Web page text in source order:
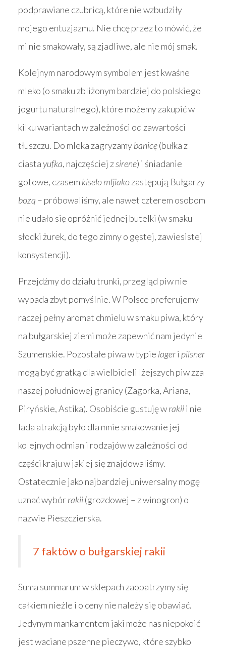
podprawiane czubricą, które nie wzbudziły
mojego entuzjazmu. Nie chcę przez to mówić, że
mi nie smakowały, są zjadliwe, ale nie mój smak.
Kolejnym narodowym symbolem jest kwaśne
mleko (o smaku zbliżonym bardziej do polskiego
jogurtu naturalnego), które możemy zakupić w
kilku wariantach w zależności od zawartości
tłuszczu. Do mleka zagryzamybanicę(bułka z
ciasta yufka, najczęściej zsirene) i śniadanie
gotowe, czasem kiselo mljiakozastępują Bułgarzy
bozą – próbowaliśmy, ale nawet czterem osobom
nie udało się opróżnić jednej butelki (w smaku
słodki żurek, do tego zimny o gęstej, zawiesistej
konsystencji).
Przejdźmy do działu trunki, przegląd piw nie
wypada zbyt pomyślnie. W Polsce preferujemy
raczej pełny aromat chmielu w smaku piwa, który
na bułgarskiej ziemi może zapewnić nam jedynie
Szumenskie. Pozostałe piwa w typie lageri pilsner
mogą być gratką dla wielbicieli lżejszych piw zza
naszej południowej granicy (Zagorka, Ariana,
Piryńskie, Astika). Osobiście gustuję wrakiii nie
lada atrakcją było dla mnie smakowanie jej
kolejnych odmian i rodzajów w zależności od
części kraju w jakiej się znajdowaliśmy.
Ostatecznie jako najbardziej uniwersalny mogę
uznać wybórrakii(grozdowej – z winogron) o
nazwie Pieszczierska.
7 faktów o bułgarskiej rakii
Suma summarum w sklepach zaopatrzymy się
całkiem nieźle i o ceny nie należy się obawiać.
Jedynym mankamentem jaki może nas niepokoić
jest waciane pszenne pieczywo, które szybko